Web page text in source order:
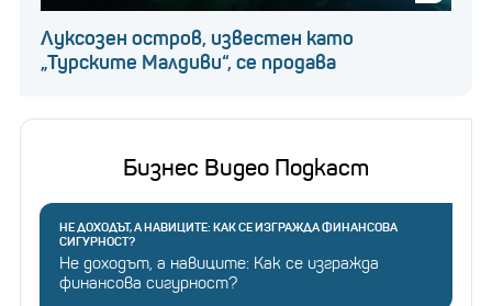
Луксозен остров, известен като
„Турските Малдиви“, се продава
Бизнес Видео Подкаст
НЕ ДОХОДЪТ, А НАВИЦИТЕ: КАК СЕ ИЗГРАЖДА ФИНАНСОВА
СИГУРНОСТ?
Не доходът, а навиците: Как се изгражда
финансова сигурност?